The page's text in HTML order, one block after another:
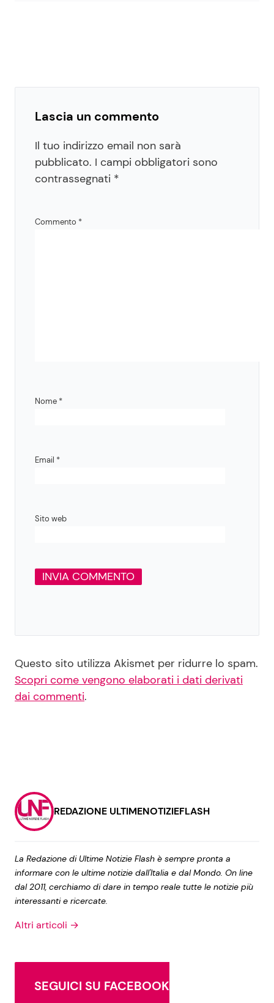
Lascia un commento
Il tuo indirizzo email non sarà
pubblicato. I campi obbligatori sono
contrassegnati *
Commento *
Nome *
Email *
Sito web
Questo sito utilizza Akismet per ridurre lo spam.
Scopri come vengono elaborati i dati derivati
dai commenti.
REDAZIONE ULTIMENOTIZIEFLASH
La Redazione di Ultime Notizie Flash è sempre pronta a
informare con le ultime notizie dall'Italia e dal Mondo. On line
dal 2011, cerchiamo di dare in tempo reale tutte le notizie più
interessanti e ricercate.
Altri articoli →
SEGUICI SU FACEBOOK